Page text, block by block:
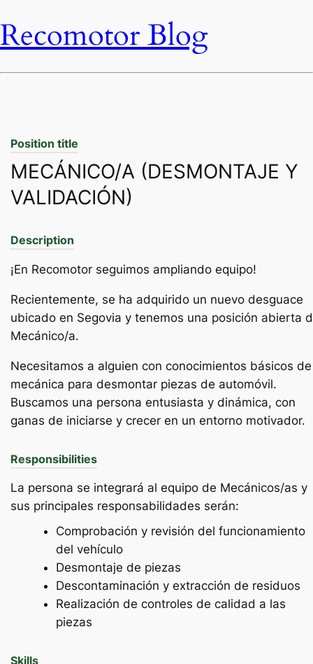
Recomotor Blog
Position title
MECÁNICO/A (DESMONTAJE Y
VALIDACIÓN)
Description
¡En Recomotor seguimos ampliando equipo!
Recientemente, se ha adquirido un nuevo desguace
ubicado en Segovia y tenemos una posición abierta
Mecánico/a.
Necesitamos a alguien con conocimientos básicos de
mecánica para desmontar piezas de automóvil.
Buscamos una persona entusiasta y dinámica, con
ganas de iniciarse y crecer en un entorno motivador.
Responsibilities
La persona se integrará al equipo de Mecánicos/as y
sus principales responsabilidades serán:
Comprobación y revisión del funcionamiento
del vehículo
Desmontaje de piezas
Descontaminación y extracción de residuos
Realización de controles de calidad a las
piezas
Skills